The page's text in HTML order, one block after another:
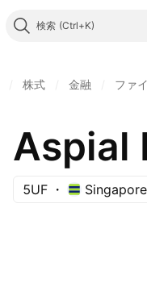
検索
株式 金融 ファ
Aspial
5UF